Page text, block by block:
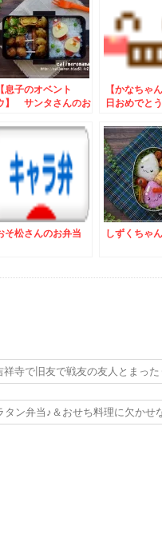
【息子のオベント
】 サンタさんのお
【かなち
日おめでと
そ松さんのお弁当 しずくちゃ
寺で旧友で戦友の友人とまっ
ン弁当♪＆おせち料理に欠か